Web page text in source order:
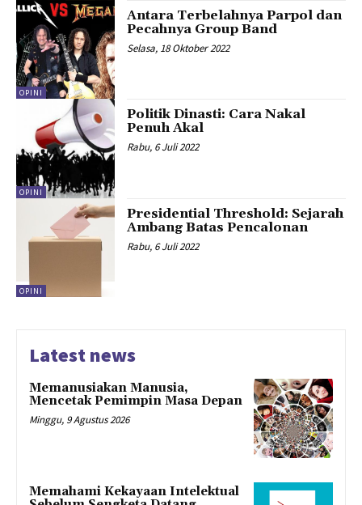
OPINI
Antara Terbelahnya Parpol dan
Pecahnya Group Band
Selasa, 18 Oktober 2022
OPINI
Politik Dinasti: Cara Nakal
Penuh Akal
Rabu, 6 Juli 2022
OPINI
Presidential Threshold: Sejarah
Ambang Batas Pencalonan
Rabu, 6 Juli 2022
Latest news
Memanusiakan Manusia,
Mencetak Pemimpin Masa Depan
Minggu, 9 Agustus 2026
Memahami Kekayaan Intelektual